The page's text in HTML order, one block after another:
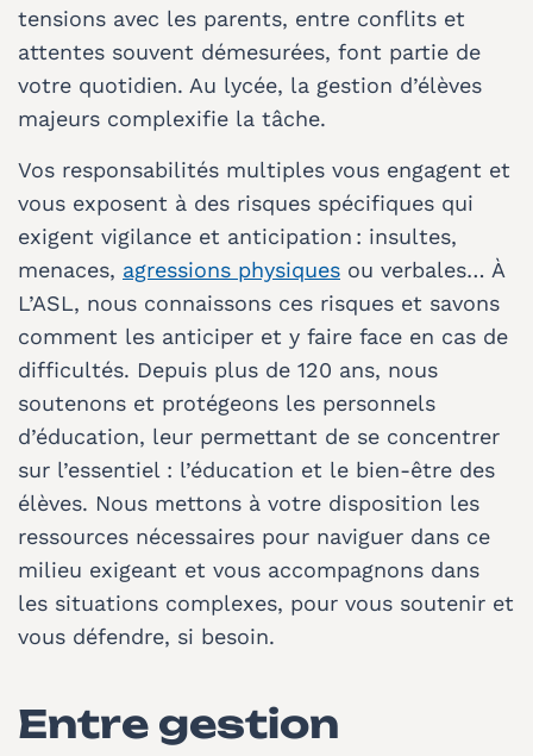
tensions avec les parents, entre conflits et
attentes souvent démesurées, font partie de
votre quotidien. Au lycée, la gestion d’élèves
majeurs complexifie la tâche.
Vos responsabilités multiples vous engagent et
vous exposent à des risques spécifiques qui
exigent vigilance et anticipation : insultes,
menaces, agressions physiques ou verbales… À
L’ASL, nous connaissons ces risques et savons
comment les anticiper et y faire face en cas de
difficultés. Depuis plus de 120 ans, nous
soutenons et protégeons les personnels
d’éducation, leur permettant de se concentrer
sur l’essentiel : l’éducation et le bien-être des
élèves. Nous mettons à votre disposition les
ressources nécessaires pour naviguer dans ce
milieu exigeant et vous accompagnons dans
les situations complexes, pour vous soutenir et
vous défendre, si besoin.
Entre gestion